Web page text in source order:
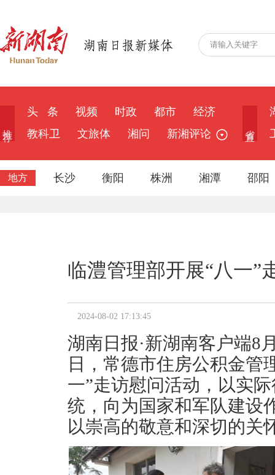
头 条 视频 时政 都市
经济
教科卫
文旅体 湘问 新湘评论
地方 长沙 衡阳 株洲 湘潭 邵阳
临澧管理部开展“八一”
2024-08-02 17:13:45
湖南日报·新湖南客户端8
日，常德市住房公积金管
一”走访慰问活动，以实
统，向为国家和军队建设
以崇高的敬意和深切的关